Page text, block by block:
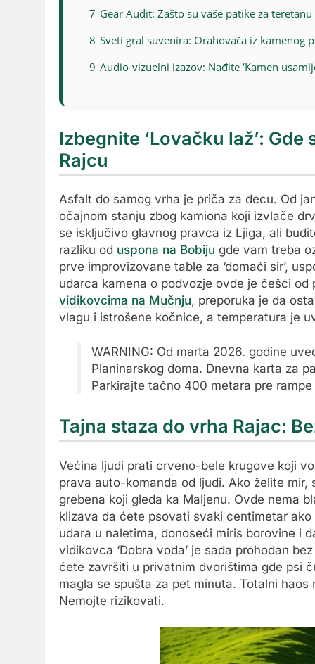
7 Gear Audit: Zašto su vaše patike za
8 Sveti gral suvenira: Orahovača iz kamenog
9 Audio-vizuelni izazov: Nađite ‘Kamen
Izbegnite ‘Lovačku laž’:
Rajcu
Asfalt do samog vrha je priča za decu. Od
očajnom stanju zbog kamiona koji izvlače
se isključivo glavnog pravca iz Ljiga, ali
razliku od uspona na Bobiju gde vam treba
prve improvizovane table za ‘domaći sir’,
udarca kamena o podvozje ovde je češći
vidikovcima na Mučnju, preporuka je da
vlagu i istrošene kočnice, a temperatura je
WARNING: Od marta 2026. godine
Planinarskog doma. Dnevna karta za
Parkirajte tačno 400 metara pre
Tajna staza do vrha Rajac:
Većina ljudi prati crveno-bele krugove koji
prava auto-komanda od ljudi. Ako želite
grebena koji gleda ka Maljenu. Ovde nema
klizava da ćete psovati svaki centimetar
udara u naletima, donoseći miris borovine i
vidikovca ‘Dobra voda’ je sada prohodan
ćete završiti u privatnim dvorištima gde psi
magla se spušta za pet minuta. Totalni
Nemojte rizikovati.